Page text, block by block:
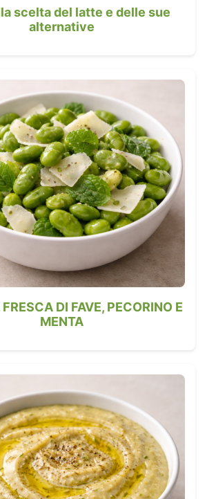
scelta del latte e delle sue
alternative
DI FAVE, PECORINO E
MENTA